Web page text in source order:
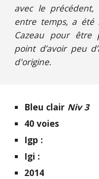
avec le précédent,
entre temps, a été
Cazeau pour être
point d’avoir peu
d'origine.
Bleu clair Niv 3
40 voies
Igp :
Igi :
2014